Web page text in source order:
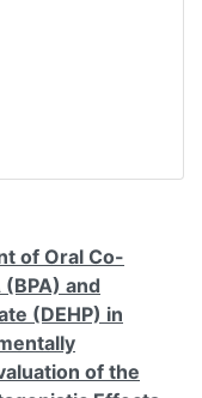
of Oral Co-
and
(DEHP) in
of the